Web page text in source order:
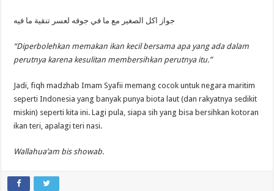
جواز اكل الصغير مع ما في جوفه لعسر تنقية ما فيه
“Diperbolehkan memakan ikan kecil bersama apa yang ada dalam
perutnya karena kesulitan membersihkan perutnya itu.”
Jadi, fiqh madzhab Imam Syafii memang cocok untuk negara maritim
seperti Indonesia yang banyak punya biota laut (dan rakyatnya sedikit
miskin) seperti kita ini. Lagi pula, siapa sih yang bisa bersihkan kotoran
ikan teri, apalagi teri nasi.
Wallahua’am bis showab.